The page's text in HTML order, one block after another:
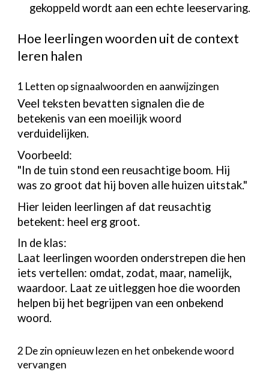
gekoppeld wordt aan een echte leeservaring.
Hoe leerlingen woorden uit de context
leren halen
1 Letten op signaalwoorden en aanwijzingen
Veel teksten bevatten signalen die de
betekenis van een moeilijk woord
verduidelijken.
Voorbeeld:
"In de tuin stond een reusachtige boom. Hij
was zo groot dat hij boven alle huizen uitstak."
Hier leiden leerlingen af dat reusachtig
betekent: heel erg groot.
In de klas:
Laat leerlingen woorden onderstrepen die hen
iets vertellen: omdat, zodat, maar, namelijk,
waardoor. Laat ze uitleggen hoe die woorden
helpen bij het begrijpen van een onbekend
woord.
2 De zin opnieuw lezen en het onbekende woord
vervangen